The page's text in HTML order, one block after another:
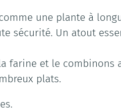
une plante à
sécurité. Un atout
farine et le combinons
plats.